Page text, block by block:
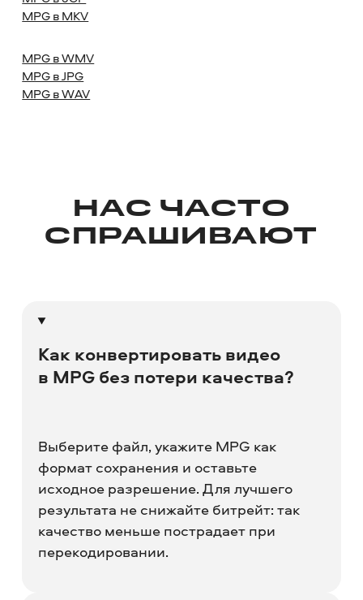
MPG в MKV
MPG в WMV
MPG в JPG
MPG в WAV
НАС ЧАСТО
СПРАШИВАЮТ
Как конвертировать видео
в MPG без потери качества?
Выберите файл, укажите MPG как
формат сохранения и оставьте
исходное разрешение. Для лучшего
результата не снижайте битрейт: так
качество меньше пострадает при
перекодировании.